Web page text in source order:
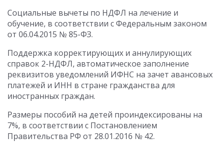
Социальные вычеты по НДФЛ на лечение и
обучение, в соответствии с Федеральным законом
от 06.04.2015 № 85-ФЗ.
Поддержка корректирующих и аннулирующих
справок 2-НДФЛ, автоматическое заполнение
реквизитов уведомлений ИФНС на зачет авансовых
платежей и ИНН в стране гражданства для
иностранных граждан.
Размеры пособий на детей проиндексированы на
7%, в соответствии с Постановлением
Правительства РФ от 28.01.2016 № 42.